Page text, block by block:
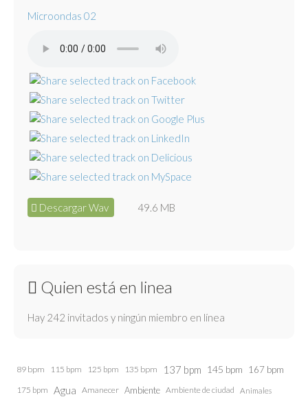
Microondas 02
Descargar Wav 49.6 MB
Quien está en linea
Hay 242 invitados y ningún miembro en línea
89 bpm 115 bpm 125 bpm 135 bpm 137 bpm 145 bpm 167 bpm
175 bpm Agua Amanecer Ambiente Ambiente de ciudad Animales